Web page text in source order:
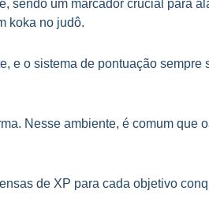
sendo um marcador crucial para
koka no judô.
e o sistema de pontuação sempre
Nesse ambiente, é comum que
de XP para cada objetivo